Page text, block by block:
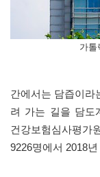
가톨
간에서는 담즙이라
려 가는 길을 담도
건강보험심사평가
9226명에서 2018